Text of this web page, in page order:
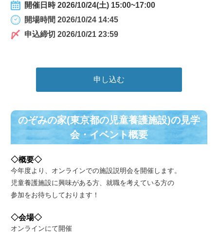
開催日時 2026/10/24(土) 15:00~17:00
開場時間 2026/10/24 14:45
申込締切 2026/10/21 23:59
申し込む
のぞみの家(東京都の児童養護施設)の⾒学
会・イベント概要
◇概要◇
今年度より、オンラインでの施設説明会を開催します。
児童養護施設に興味がある方、就職を考えている方の
参加をお待ちしております！
◇会場◇
オンラインにて開催